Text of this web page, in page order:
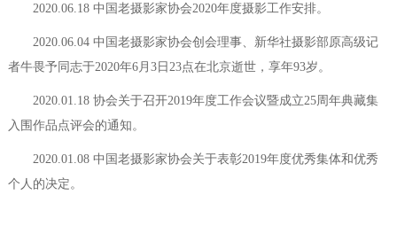
2020.06.18 中国老摄影家协会2020年度摄影工作安排。
2020.06.04 中国老摄影家协会创会理事、新华社摄影部原高级记
者牛畏予同志于2020年6月3日23点在北京逝世，享年93岁。
2020.01.18 协会关于召开2019年度工作会议暨成立25周年典藏集
入围作品点评会的通知。
2020.01.08 中国老摄影家协会关于表彰2019年度优秀集体和优秀
个人的决定。